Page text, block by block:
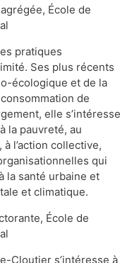
École de
pratiques
Ses plus récents
écologique et de la
de
elle s’intéresse
la pauvreté, au
l’action collective,
qui
la santé urbaine et
et climatique.
École de
Cloutier s’intéresse à